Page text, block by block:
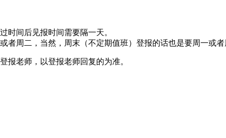
时间后见报时间需要隔一天。
周二，当然，周末（不定期值班）登报的话也是要周一或者
报老师，以登报老师回复的为准。